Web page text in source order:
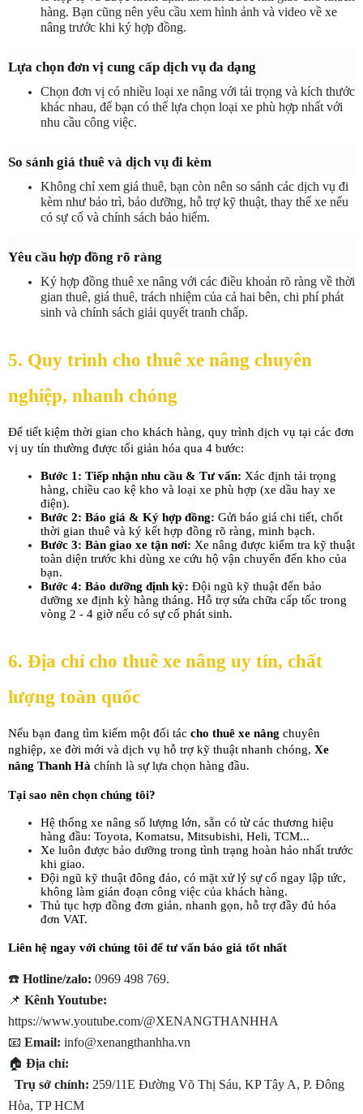
hàng. Bạn cũng nên yêu cầu xem hình ảnh và video về xe
nâng trước khi ký hợp đồng.
Lựa chọn đơn vị cung cấp dịch vụ đa dạng
Chọn đơn vị có nhiều loại xe nâng với tải trọng và kích thước
khác nhau, để bạn có thể lựa chọn loại xe phù hợp nhất với
nhu cầu công việc.
So sánh giá thuê và dịch vụ đi kèm
Không chỉ xem giá thuê, bạn còn nên so sánh các dịch vụ đi
kèm như bảo trì, bảo dưỡng, hỗ trợ kỹ thuật, thay thế xe nếu
có sự cố và chính sách bảo hiểm.
Yêu cầu hợp đồng rõ ràng
Ký hợp đồng thuê xe nâng với các điều khoản rõ ràng về thời
gian thuê, giá thuê, trách nhiệm của cả hai bên, chi phí phát
sinh và chính sách giải quyết tranh chấp.
5. Quy trình cho thuê xe nâng chuyên
nghiệp, nhanh chóng
Để tiết kiệm thời gian cho khách hàng, quy trình dịch vụ tại các đơn
vị uy tín thường được tối giản hóa qua 4 bước:
Bước 1: Tiếp nhận nhu cầu & Tư vấn: Xác định tải trọng
hàng, chiều cao kệ kho và loại xe phù hợp (xe dầu hay xe
điện).
Bước 2: Báo giá & Ký hợp đồng: Gửi báo giá chi tiết, chốt
thời gian thuê và ký kết hợp đồng rõ ràng, minh bạch.
Bước 3: Bàn giao xe tận nơi: Xe nâng được kiểm tra kỹ thuật
toàn diện trước khi dùng xe cứu hộ vận chuyển đến kho của
bạn.
Bước 4: Bảo dưỡng định kỳ: Đội ngũ kỹ thuật đến bảo
dưỡng xe định kỳ hàng tháng. Hỗ trợ sửa chữa cấp tốc trong
vòng 2 - 4 giờ nếu có sự cố phát sinh.
6. Địa chỉ cho thuê xe nâng uy tín, chất
lượng toàn quốc
Nếu bạn đang tìm kiếm một đối tác cho thuê xe nâng chuyên
nghiệp, xe đời mới và dịch vụ hỗ trợ kỹ thuật nhanh chóng, Xe
nâng Thanh Hà chính là sự lựa chọn hàng đầu.
Tại sao nên chọn chúng tôi?
Hệ thống xe nâng số lượng lớn, sẵn có từ các thương hiệu
hàng đầu: Toyota, Komatsu, Mitsubishi, Heli, TCM...
Xe luôn được bảo dưỡng trong tình trạng hoàn hảo nhất trước
khi giao.
Đội ngũ kỹ thuật đông đảo, có mặt xử lý sự cố ngay lập tức,
không làm gián đoạn công việc của khách hàng.
Thủ tục hợp đồng đơn giản, nhanh gọn, hỗ trợ đầy đủ hóa
đơn VAT.
Liên hệ ngay với chúng tôi để tư vấn báo giá tốt nhất
☎️ Hotline/zalo: 0969 498 769.
📌 Kênh Youtube:
https://www.youtube.com/@XENANGTHANHHA
📧 Email: info@xenangthanhha.vn
🏠 Địa chỉ:
Trụ sở chính: 259/11E Đường Võ Thị Sáu, KP Tây A, P. Đông
Hòa, TP HCM